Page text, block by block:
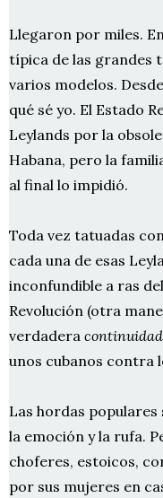
Llegaron por miles.
típica de las grandes
varios modelos.
qué sé yo. El Estado
Leylands por la
Habana, pero la
al final lo impidió.
Toda vez tatuadas
cada una de esas
inconfundible a ras
Revolución (otra
verdadera continuidad
unos cubanos contra
Las hordas populares
la emoción y la rufa.
choferes, estoicos,
por sus mujeres en